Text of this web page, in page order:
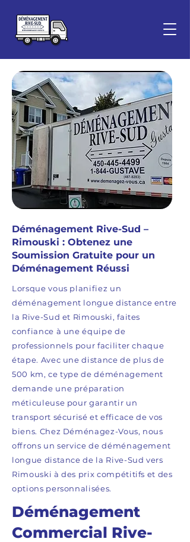
Déménagement Rive-Sud –
Rimouski : Obtenez une
Soumission Gratuite pour un
Déménagement Réussi
Lorsque vous planifiez un
déménagement longue distance entre
la Rive-Sud et Rimouski, faites
confiance à une équipe de
professionnels pour faciliter chaque
étape. Avec une distance de plus de
500 km, ce type de déménagement
demande une préparation
méticuleuse pour garantir un
transport sécurisé et efficace de vos
biens. Chez Déménagez-Vous, nous
offrons un service de déménagement
longue distance de la Rive-Sud vers
Rimouski à des prix compétitifs et des
options personnalisées.
Déménagement
Commercial Rive-